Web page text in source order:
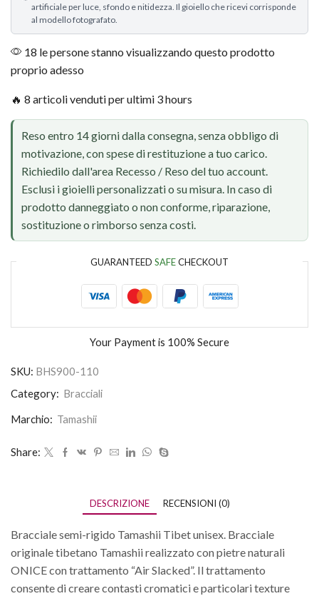
artificiale per luce, sfondo e nitidezza. Il gioiello che ricevi corrisponde
al modello fotografato.
18 le persone stanno visualizzando questo prodotto
proprio adesso
🔥 8 articoli venduti per ultimi 3 hours
Reso entro 14 giorni dalla consegna, senza obbligo di
motivazione, con spese di restituzione a tuo carico.
Richiedilo dall'area Recesso / Reso del tuo account.
Esclusi i gioielli personalizzati o su misura. In caso di
prodotto danneggiato o non conforme, riparazione,
sostituzione o rimborso senza costi.
GUARANTEED SAFECHECKOUT
Your Payment is 100% Secure
SKU: BHS900-110
Category: Bracciali
Marchio: Tamashii
Share:
DESCRIZIONE RECENSIONI (0)
Bracciale semi-rigido Tamashii Tibet unisex. Bracciale
originale tibetano Tamashii realizzato con pietre naturali
ONICE con trattamento “Air Slacked”. Il trattamento
consente di creare contasti cromatici e particolari texture